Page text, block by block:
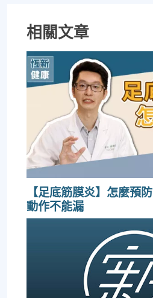
相關文章
【足底筋膜炎】怎麼預
動作不能漏